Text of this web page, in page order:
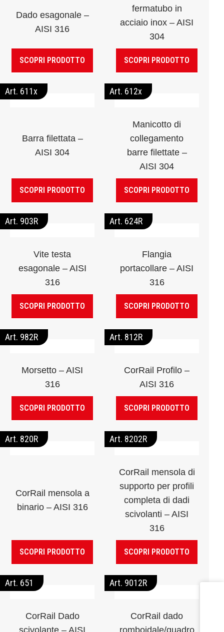
Dado esagonale –
AISI 316
SCOPRI PRODOTTO
fermatubo in
acciaio inox – AISI
304
SCOPRI PRODOTTO
Art. 611x
Barra filettata –
AISI 304
SCOPRI PRODOTTO
Art. 612x
Manicotto di
collegamento
barre filettate –
AISI 304
SCOPRI PRODOTTO
Art. 903R
Vite testa
esagonale – AISI
316
SCOPRI PRODOTTO
Art. 624R
Flangia
portacollare – AISI
316
SCOPRI PRODOTTO
Art. 982R
Morsetto – AISI
316
SCOPRI PRODOTTO
Art. 812R
CorRail Profilo –
AISI 316
SCOPRI PRODOTTO
Art. 820R
CorRail mensola a
binario – AISI 316
SCOPRI PRODOTTO
Art. 8202R
CorRail mensola di
supporto per profili
completa di dadi
scivolanti – AISI
316
SCOPRI PRODOTTO
Art. 651
CorRail Dado
scivolante – AISI
Art. 9012R
CorRail dado
romboidale/quadro